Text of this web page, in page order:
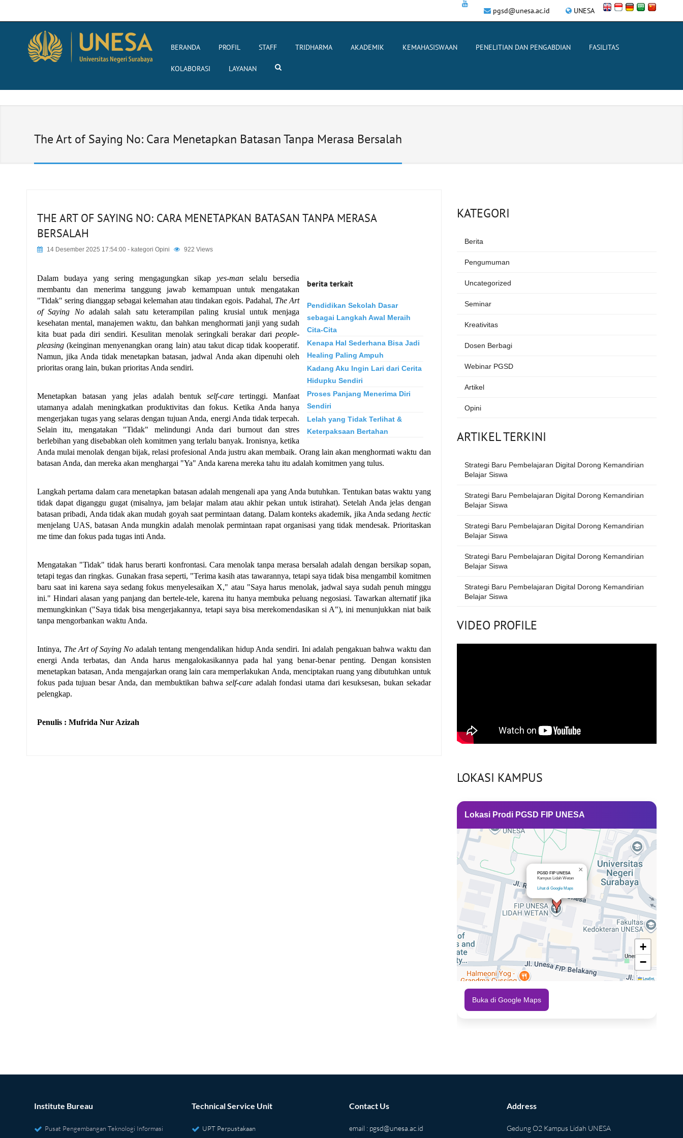
UNESA
pgsd@unesa.ac.id
BERANDA PROFIL STAFF TRIDHARMA AKADEMIK KEMAHASISWAAN PENELITIAN DAN PENGABDIAN FASILITAS
KOLABORASI LAYANAN
The Art of Saying No: Cara Menetapkan Batasan Tanpa Merasa Bersalah
THE ART OF SAYING NO: CARA MENETAPKAN BATASAN TANPA MERASA
BERSALAH
14 Desember 2025 17:54:00 - kategori Opini 922 Views
berita terkait
Pendidikan Sekolah Dasar
sebagai Langkah Awal Meraih
Cita-Cita
Kenapa Hal Sederhana Bisa Jadi
Healing Paling Ampuh
Kadang Aku Ingin Lari dari Cerita
Hidupku Sendiri
Proses Panjang Menerima Diri
Sendiri
Lelah yang Tidak Terlihat &
Keterpaksaan Bertahan
Dalam budaya yang sering mengagungkan sikap yes-man selalu bersedia
membantu dan menerima tanggung jawab kemampuan untuk mengatakan
"Tidak" sering dianggap sebagai kelemahan atau tindakan egois. Padahal, The Art
of Saying No adalah salah satu keterampilan paling krusial untuk menjaga
kesehatan mental, manajemen waktu, dan bahkan menghormati janji yang sudah
kita buat pada diri sendiri. Kesulitan menolak seringkali berakar dari people-
pleasing (keinginan menyenangkan orang lain) atau takut dicap tidak kooperatif.
Namun, jika Anda tidak menetapkan batasan, jadwal Anda akan dipenuhi oleh
prioritas orang lain, bukan prioritas Anda sendiri.
Menetapkan batasan yang jelas adalah bentuk self-care tertinggi. Manfaat
utamanya adalah meningkatkan produktivitas dan fokus. Ketika Anda hanya
mengerjakan tugas yang selaras dengan tujuan Anda, energi Anda tidak terpecah.
Selain itu, mengatakan "Tidak" melindungi Anda dari burnout dan stres
berlebihan yang disebabkan oleh komitmen yang terlalu banyak. Ironisnya, ketika
Anda mulai menolak dengan bijak, relasi profesional Anda justru akan membaik. Orang lain akan menghormati waktu dan
batasan Anda, dan mereka akan menghargai "Ya" Anda karena mereka tahu itu adalah komitmen yang tulus.
Langkah pertama dalam cara menetapkan batasan adalah mengenali apa yang Anda butuhkan. Tentukan batas waktu yang
tidak dapat diganggu gugat (misalnya, jam belajar malam atau akhir pekan untuk istirahat). Setelah Anda jelas dengan
batasan pribadi, Anda tidak akan mudah goyah saat permintaan datang. Dalam konteks akademik, jika Anda sedang hectic
menjelang UAS, batasan Anda mungkin adalah menolak permintaan rapat organisasi yang tidak mendesak. Prioritaskan
me time dan fokus pada tugas inti Anda.
Mengatakan "Tidak" tidak harus berarti konfrontasi. Cara menolak tanpa merasa bersalah adalah dengan bersikap sopan,
tetapi tegas dan ringkas. Gunakan frasa seperti, "Terima kasih atas tawarannya, tetapi saya tidak bisa mengambil komitmen
baru saat ini karena saya sedang fokus menyelesaikan X," atau "Saya harus menolak, jadwal saya sudah penuh minggu
ini." Hindari alasan yang panjang dan bertele-tele, karena itu hanya membuka peluang negosiasi. Tawarkan alternatif jika
memungkinkan ("Saya tidak bisa mengerjakannya, tetapi saya bisa merekomendasikan si A"), ini menunjukkan niat baik
tanpa mengorbankan waktu Anda.
Intinya, The Art of Saying No adalah tentang mengendalikan hidup Anda sendiri. Ini adalah pengakuan bahwa waktu dan
energi Anda terbatas, dan Anda harus mengalokasikannya pada hal yang benar-benar penting. Dengan konsisten
menetapkan batasan, Anda mengajarkan orang lain cara memperlakukan Anda, menciptakan ruang yang dibutuhkan untuk
fokus pada tujuan besar Anda, dan membuktikan bahwa self-care adalah fondasi utama dari kesuksesan, bukan sekadar
pelengkap.
Penulis : Mufrida Nur Azizah
KATEGORI
Berita
Pengumuman
Uncategorized
Seminar
Kreativitas
Dosen Berbagi
Webinar PGSD
Artikel
Opini
ARTIKEL TERKINI
Strategi Baru Pembelajaran Digital Dorong Kemandirian
Belajar Siswa
Strategi Baru Pembelajaran Digital Dorong Kemandirian
Belajar Siswa
Strategi Baru Pembelajaran Digital Dorong Kemandirian
Belajar Siswa
Strategi Baru Pembelajaran Digital Dorong Kemandirian
Belajar Siswa
Strategi Baru Pembelajaran Digital Dorong Kemandirian
Belajar Siswa
VIDEO PROFILE
LOKASI KAMPUS
Lokasi Prodi PGSD FIP UNESA
PGSD FIP UNESA
Kampus Lidah Wetan
Lihat di Google Maps
×
+
−
Leaflet
Buka di Google Maps
Institute Bureau
Pusat Pengembangan Teknologi Informasi
Technical Service Unit
UPT Perpustakaan
Contact Us
email : pgsd@unesa.ac.id
Address
Gedung O2 Kampus Lidah UNESA